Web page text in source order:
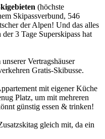
(höchste
Skipassverbund, 546
der Alpen! Und das alles
3 Tage Superskipass hat
Vertragshäuser
Gratis-Skibusse.
mit eigener Küche
Platz, um mit mehreren
günstig essen & trinken!
gleich mit, da ein